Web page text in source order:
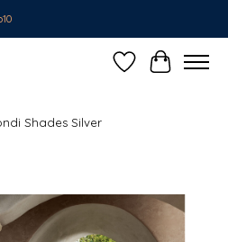
Verlanglijst
Shades Silver
Items